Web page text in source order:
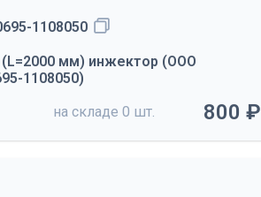
1108050
мм) инжектор (ООО
1108050)
на складе 0 шт. 800 ₽